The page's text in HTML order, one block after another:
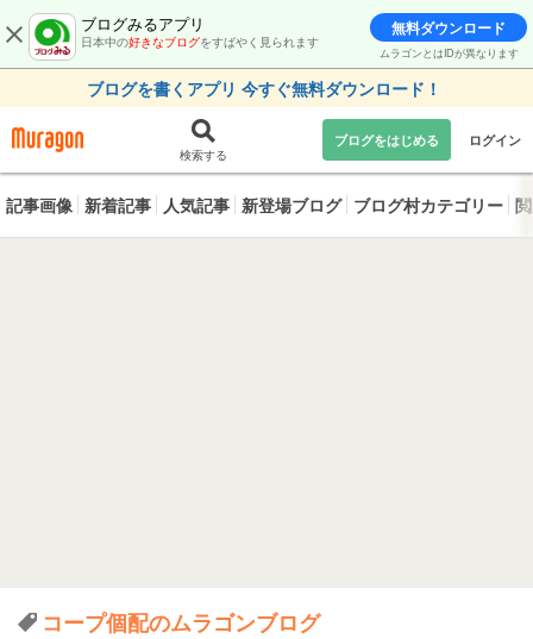
ブログみるアプリ
日本中の好きなブログをすばやく見られます
無料ダウンロード
ムラゴンとはIDが異なります
ブログを書くアプリ 今すぐ無料ダウンロード！
検索する
ブログをはじめる ログイン
記事画像 新着記事 人気記事 新登場ブログ ブログ村カテゴリー
コープ個配のムラゴンブログ